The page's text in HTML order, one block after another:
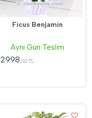
Ficus Benjamin
Aynı Gün Teslim
2998,00 TL